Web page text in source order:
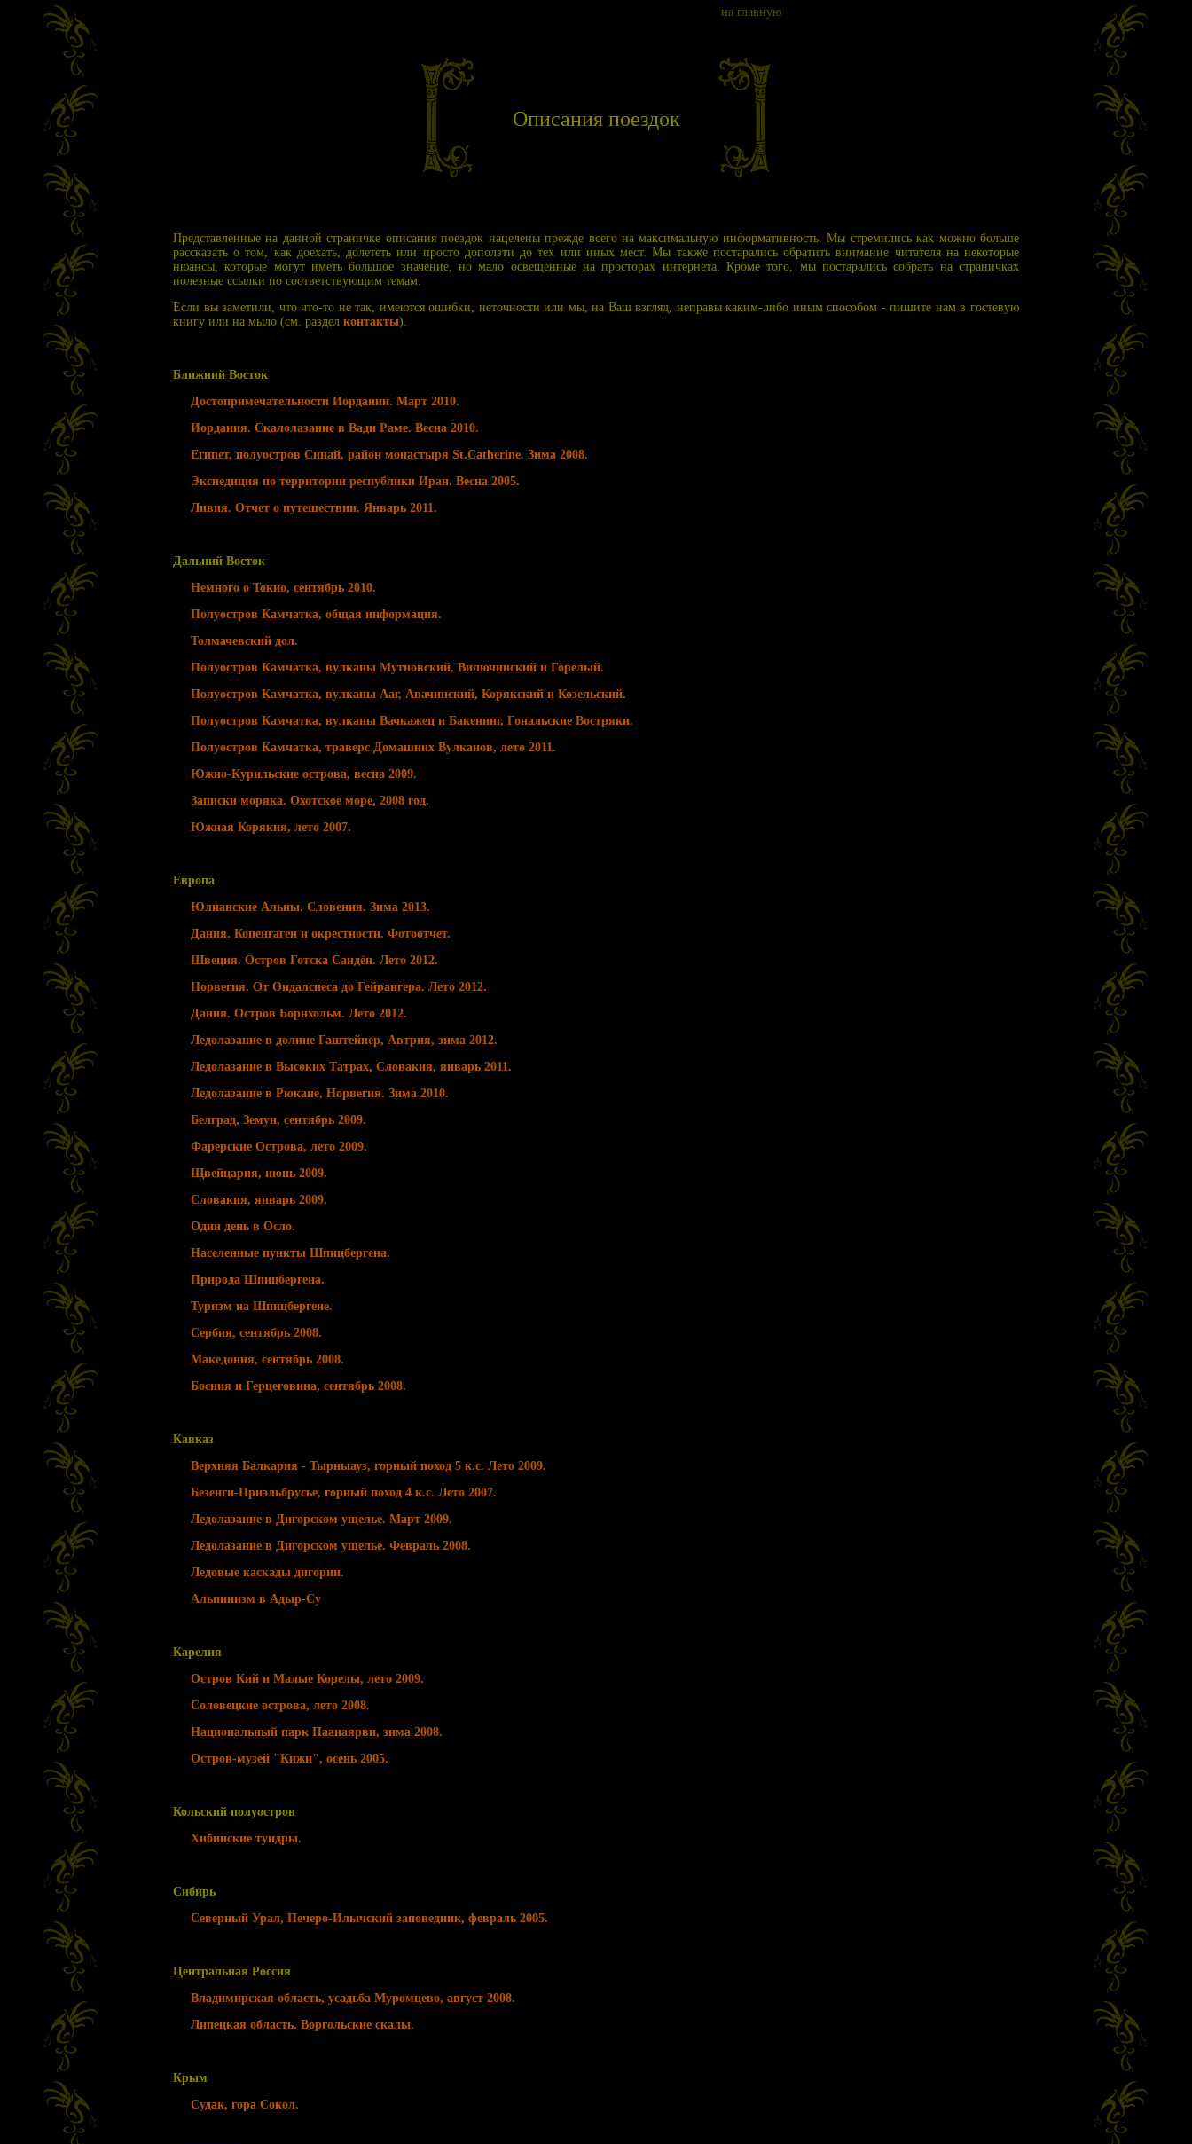
на главную
Описания поездок
Представленные на данной страничке описания поездок нацелены прежде всего на максимальную информативность. Мы стремились как можно больше
рассказать о том, как доехать, долететь или просто доползти до тех или иных мест. Мы также постарались обратить внимание читателя на некоторые
нюансы, которые могут иметь большое значение, но мало освещенные на просторах интернета. Кроме того, мы постарались собрать на страничках
полезные ссылки по соответствующим темам.
Если вы заметили, что что-то не так, имеются ошибки, неточности или мы, на Ваш взгляд, неправы каким-либо иным способом - пишите нам в гостевую
книгу или на мыло (см. раздел контакты).
Ближний Восток
Достопримечательности Иордании. Март 2010.
Иордания. Скалолазание в Вади Раме. Весна 2010.
Египет, полуостров Синай, район монастыря St.Catherine. Зима 2008.
Экспедиция по территории республики Иран. Весна 2005.
Ливия. Отчет о путешествии. Январь 2011.
Дальний Восток
Немного о Токио, сентябрь 2010.
Полуостров Камчатка, общая информация.
Толмачевский дол.
Полуостров Камчатка, вулканы Мутновский, Вилючинский и Горелый.
Полуостров Камчатка, вулканы Ааг, Авачинский, Корякский и Козельский.
Полуостров Камчатка, вулканы Вачкажец и Бакенинг, Гональские Востряки.
Полуостров Камчатка, траверс Домашних Вулканов, лето 2011.
Южно-Курильские острова, весна 2009.
Записки моряка. Охотское море, 2008 год.
Южная Корякия, лето 2007.
Европа
Юлианские Альны. Словения. Зима 2013.
Дания. Копенгаген и окрестности. Фотоотчет.
Швеция. Остров Готска Сандён. Лето 2012.
Норвегия. От Ондалснеса до Гейрангера. Лето 2012.
Дания. Остров Борнхольм. Лето 2012.
Ледолазание в долине Гаштейнер, Автрия, зима 2012.
Ледолазание в Высоких Татрах, Словакия, январь 2011.
Ледолазание в Рюкане, Норвегия. Зима 2010.
Белград, Земун, сентябрь 2009.
Фарерские Острова, лето 2009.
Щвейцария, июнь 2009.
Словакия, январь 2009.
Один день в Осло.
Населенные пункты Шпицбергена.
Природа Шпицбергена.
Туризм на Шпицбергене.
Сербия, сентябрь 2008.
Македония, сентябрь 2008.
Босния и Герцеговина, сентябрь 2008.
Кавказ
Верхняя Балкария - Тырныауз, горный поход 5 к.с. Лето 2009.
Безенги-Приэльбрусье, горный поход 4 к.с. Лето 2007.
Ледолазание в Дигорском ущелье. Март 2009.
Ледолазание в Дигорском ущелье. Февраль 2008.
Ледовые каскады дигории.
Альпинизм в Адыр-Су
Карелия
Остров Кий и Малые Корелы, лето 2009.
Соловецкие острова, лето 2008.
Национальный парк Паанаярви, зима 2008.
Остров-музей "Кижи", осень 2005.
Кольский полуостров
Хибинские тундры.
Сибирь
Северный Урал, Печеро-Илычский заповедник, февраль 2005.
Центральная Россия
Владимирская область, усадьба Муромцево, август 2008.
Липецкая область. Воргольские скалы.
Крым
Судак, гора Сокол.